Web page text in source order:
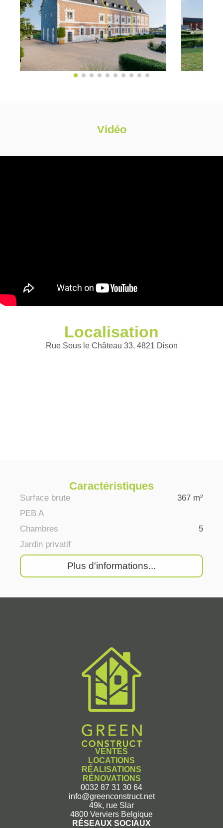
Vidéo
Localisation
Rue Sous le Château 33, 4821 Dison
Caractéristiques
Surface brute
367 m²
PEB A
Chambres
5
Jardin privatif
Plus d'informations...
VENTES
LOCATIONS
RÉALISATIONS
RÉNOVATIONS
0032 87 31 30 64
info@greenconstruct.net
49k, rue Slar
4800 Verviers Belgique
RÉSEAUX SOCIAUX